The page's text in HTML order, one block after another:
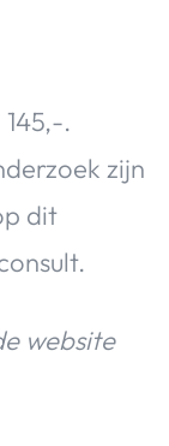
.
zijn
dit
website